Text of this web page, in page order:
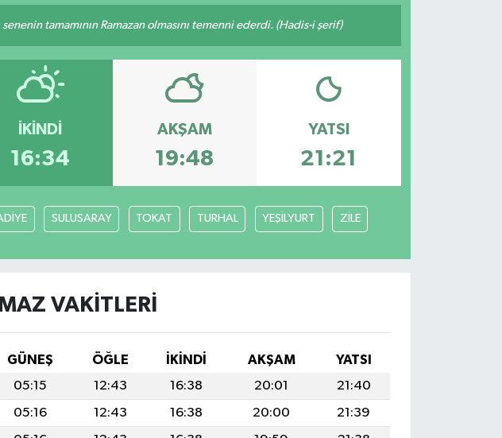
tamamının Ramazan olmasını temenni ederdi. (Hadis-i şerif)
İKINDI
16:34
AKŞAM
19:48
YATSI
21:21
SULUSARAY TOKAT TURHAL YEŞİLYURT ZİLE
VAKITLERI
GÜNEŞ ÖĞLE İKINDI AKŞAM
YATSI
05:15 12:43 16:38 20:01
21:40
05:16 12:43 16:38 20:00
21:39